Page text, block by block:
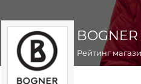
Рейтинг